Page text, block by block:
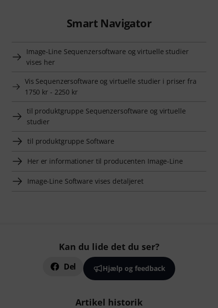
Smart Navigator
Image-Line Sequenzersoftware og virtuelle studier
vises her
Vis Sequenzersoftware og virtuelle studier i priser fra
1750 kr - 2250 kr
til produktgruppe Sequenzersoftware og virtuelle
studier
til produktgruppe Software
Her er informationer til producenten Image-Line
Image-Line Software vises detaljeret
Kan du lide det du ser?
Del Hjælp og feedback
Artikel historik